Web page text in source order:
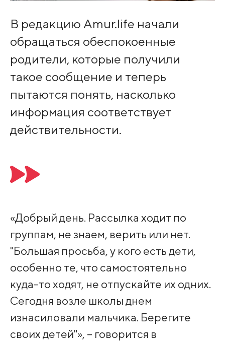
В редакцию Amur.life начали
обращаться обеспокоенные
родители, которые получили
такое сообщение и теперь
пытаются понять, насколько
информация соответствует
действительности.
«Добрый день. Рассылка ходит по
группам, не знаем, верить или нет.
"Большая просьба, у кого есть дети,
особенно те, что самостоятельно
куда-то ходят, не отпускайте их одних.
Сегодня возле школы днем
изнасиловали мальчика. Берегите
своих детей"», – говорится в